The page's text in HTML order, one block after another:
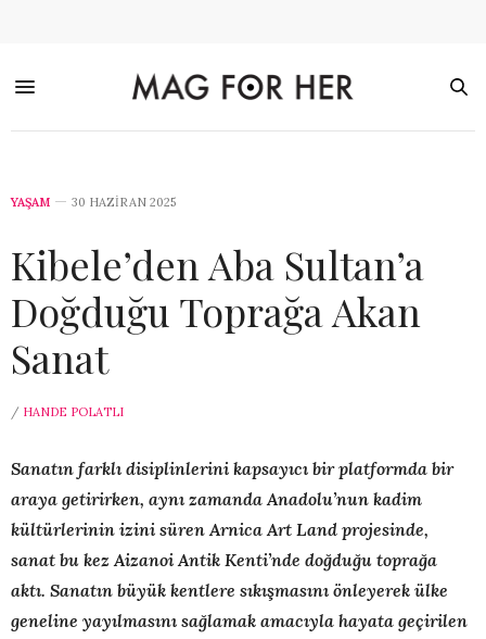
YAŞAM 30 HAZIRAN 2025
Kibele’den Aba Sultan’a
Doğduğu Toprağa Akan
Sanat
/ HANDE POLATLI
Sanatın farklı disiplinlerini kapsayıcı bir platformda bir
araya getirirken, aynı zamanda Anadolu’nun kadim
kültürlerinin izini süren Arnica Art Land projesinde,
sanat bu kez Aizanoi Antik Kenti’nde doğduğu toprağa
aktı. Sanatın büyük kentlere sıkışmasını önleyerek ülke
geneline yayılmasını sağlamak amacıyla hayata geçirilen